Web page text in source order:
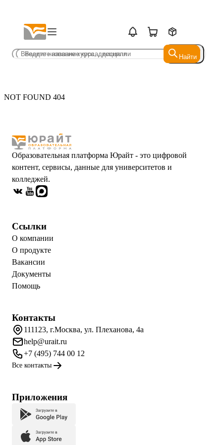
Найти
Найти
NOT FOUND 404
Образовательная платформа Юрайт - это цифровой
контент, сервисы, данные для университетов и
колледжей.
Ссылки
О компании
О продукте
Вакансии
Документы
Помощь
Контакты
111123, г.Москва, ул. Плеханова, 4а
help@urait.ru
+7 (495) 744 00 12
Все контакты
Приложения